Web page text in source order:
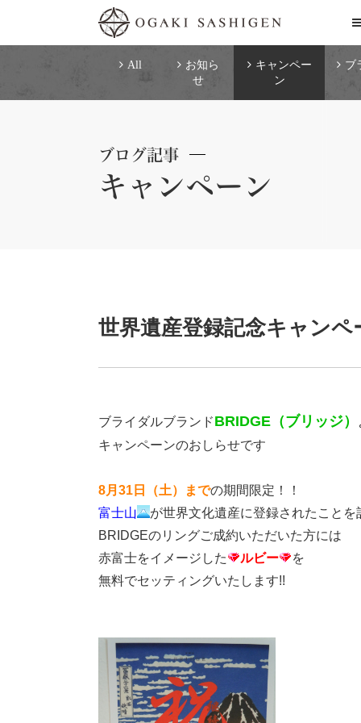
All
お知ら
せ
キャンペー
ン
ブ
ブログ記事
キャンペーン
世界遺産登録記念キャン
ブライダルブランドBRIDGE（ブリッジ）
キャンペーンのおしらせです
8月31日（土）までの期間限定！！
富士山
が世界文化遺産に登録されたことを
BRIDGEのリングご成約いただいた方には
赤富士をイメージした
ルビー
を
無料でセッティングいたします!!